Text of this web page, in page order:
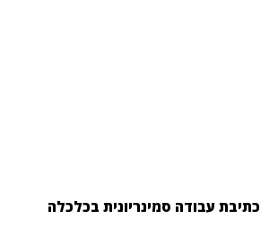
כתיבת עבודה סמינריונית בכלכלה